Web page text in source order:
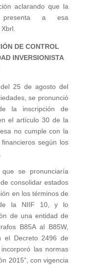
aclarando que la
presenta a esa
DE CONTROL
INVERSIONISTA
del 25 de agosto del
se pronunció
la inscripción de
el artículo 30 de la
no cumple con la
según los
se pronunciaría
consolidar estados
en los términos de
la NIIF 10, y lo
de una entidad de
B85A al B85W,
el Decreto 2496 de
las normas
2015”, con vigencia